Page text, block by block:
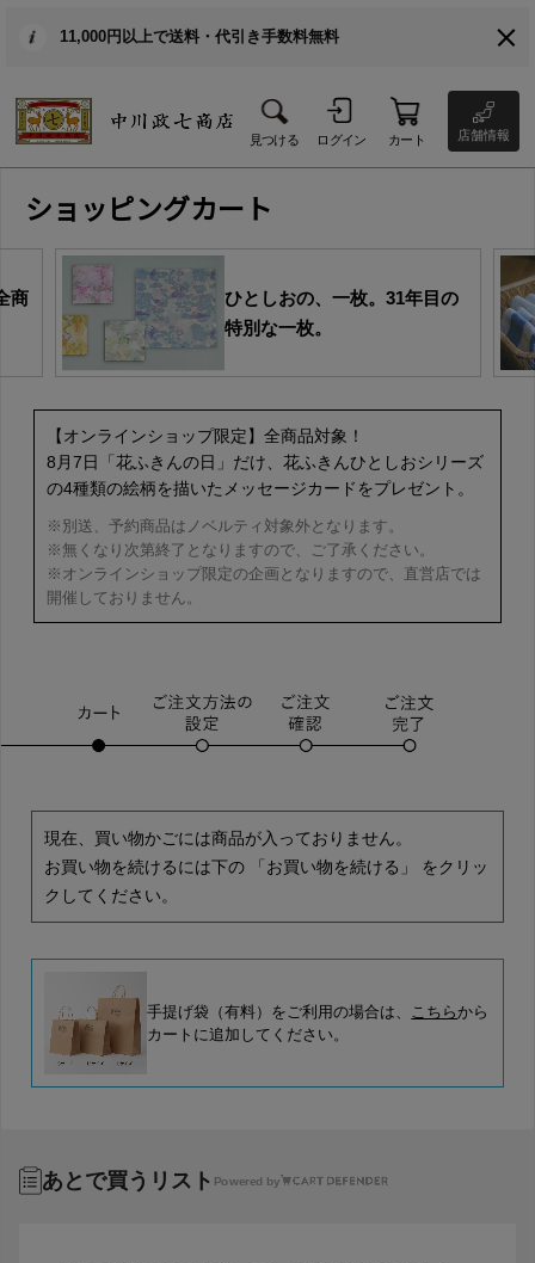
11,000円以上で送料・代引き手数料無料
見つける ログイン カート 店舗情報
ショッピングカート
商
ひとしおの、一枚。31年目の
特別な一枚。
【オンラインショップ限定】全商品対象！
8月7日「花ふきんの日」だけ、花ふきんひとしおシリーズ
の4種類の絵柄を描いたメッセージカードをプレゼント。
※別送、予約商品はノベルティ対象外となります。
※無くなり次第終了となりますので、ご了承ください。
※オンラインショップ限定の企画となりますので、直営店では
開催しておりません。
現在、買い物かごには商品が入っておりません。
お買い物を続けるには下の 「お買い物を続ける」 をクリッ
クしてください。
手提げ袋（有料）をご利用の場合は、 こちらから
カートに追加してください。
あとで買うリスト Powered by